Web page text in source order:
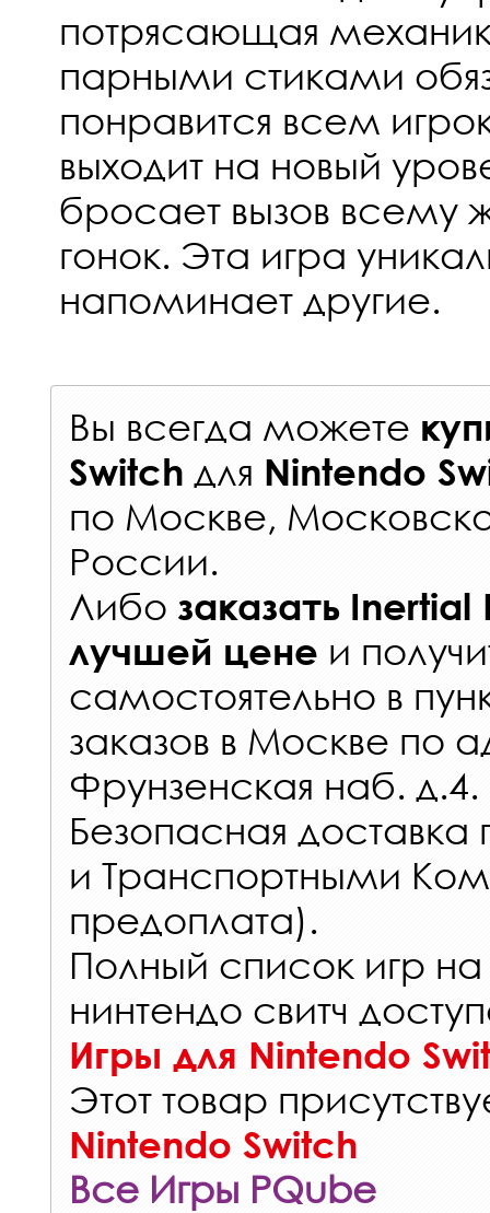
потрясающая
парными стиками
понравится всем
выходит на новый
бросает вызов всему
гонок. Эта игра
напоминает другие.
Вы всегда можете
Switch для Nintendo
по Москве,
России.
Либо заказать Inertial
лучшей цене и
самостоятельно в
заказов в Москве по
Фрунзенская наб. д.4.
Безопасная
и Транспортными
предоплата).
Полный список игр
нинтендо свитч
Игры для Nintendo
Этот товар
Nintendo Switch
Все Игры PQube